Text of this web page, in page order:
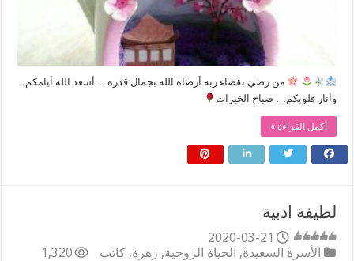
من رضي بقضاء ربه أرضاه الله بجمال قدره… أسعد الله أيامكم،
وأنار قلوبكم… صباح الخيرات
أكمل القراءة »
لطيفة ادبية
2020-03-21
الأسرة السعيدة, الحياة الزوجية, زهرة, كاتب 1,320